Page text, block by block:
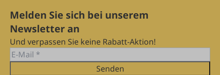
Melden Sie sich bei unserem
Newsletter an
Und verpassen Sie keine Rabatt-Aktion!
Senden